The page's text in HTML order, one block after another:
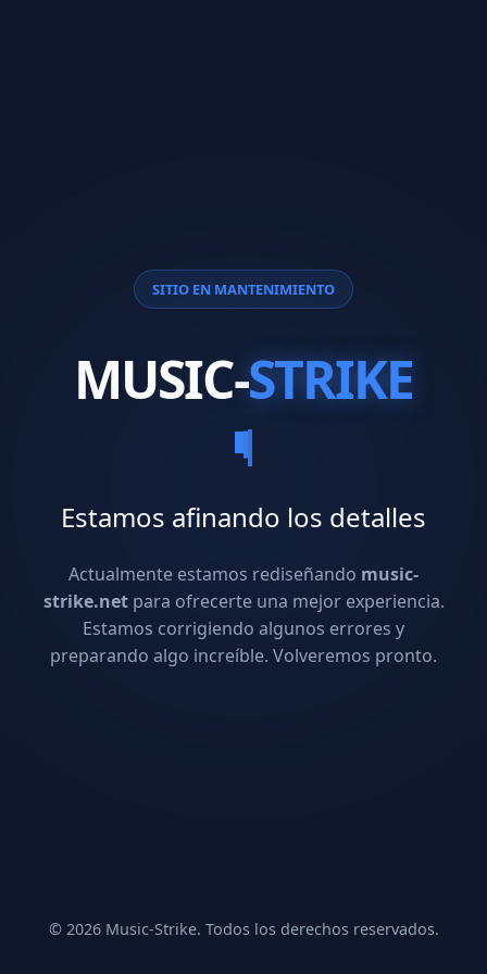
SITIO EN MANTENIMIENTO
MUSIC-STRIKE
Estamos afinando los detalles
Actualmente estamos rediseñando music-
strike.netpara ofrecerte una mejor experiencia.
Estamos corrigiendo algunos errores y
preparando algo increíble. Volveremos pronto.
© 2026 Music-Strike. Todos los derechos reservados.